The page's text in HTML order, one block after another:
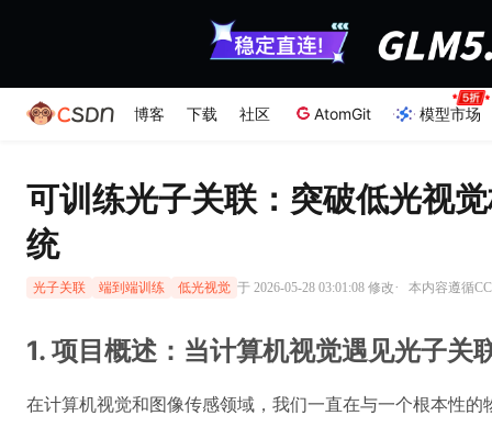
博客 下载 社区 AtomGit 模型市场
可训练光子关联：突破低光视
统
光子关联 端到端训练 低光视觉 于 2026-05-28 03:01:08 修改· 本内容遵循
1. 项目概述：当计算机视觉遇见光子关
在计算机视觉和图像传感领域，我们一直在与一个根本性